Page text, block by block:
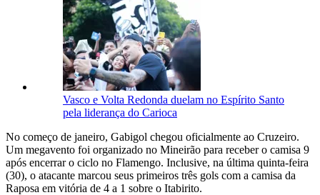
Vasco e Volta Redonda duelam no Espírito Santo
pela liderança do Carioca
No começo de janeiro, Gabigol chegou oficialmente ao Cruzeiro.
Um megavento foi organizado no Mineirão para receber o camisa 9
após encerrar o ciclo no Flamengo. Inclusive, na última quinta-feira
(30), o atacante marcou seus primeiros três gols com a camisa da
Raposa em vitória de 4 a 1 sobre o Itabirito.